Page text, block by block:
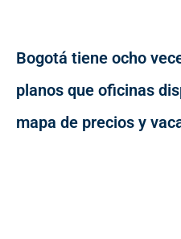
Bogotá tiene ocho
planos que oficinas
mapa de precios y